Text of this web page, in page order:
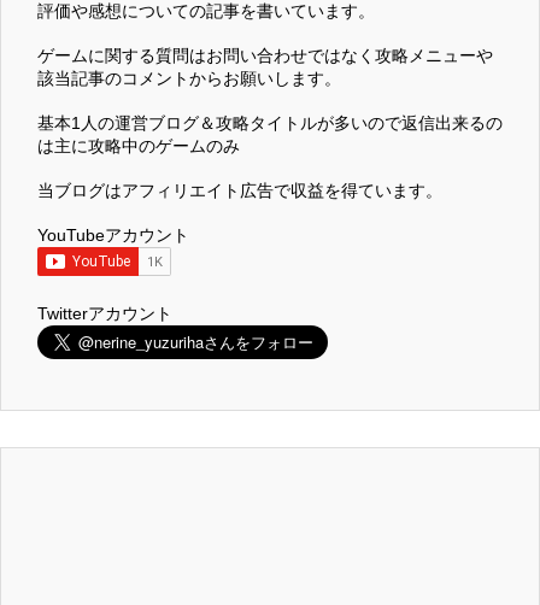
評価や感想についての記事を書いています。
ゲームに関する質問はお問い合わせではなく攻略メニューや
該当記事のコメントからお願いします。
基本1人の運営ブログ＆攻略タイトルが多いので返信出来るの
は主に攻略中のゲームのみ
当ブログはアフィリエイト広告で収益を得ています。
YouTubeアカウント
Twitterアカウント